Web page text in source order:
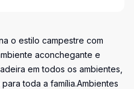
o estilo campestre com
aconchegante e
em todos os ambientes,
toda a família.Ambientes